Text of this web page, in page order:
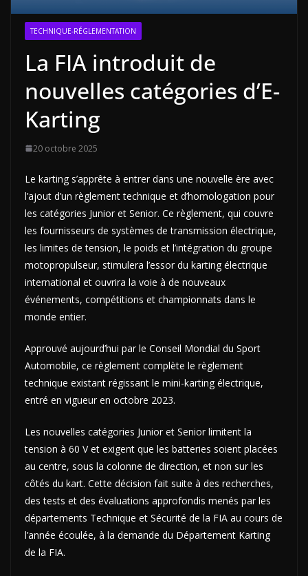
TECHNIQUE-RÉGLEMENTATION
La FIA introduit de
nouvelles catégories d’E-
Karting
20 octobre 2025
Le karting s’apprête à entrer dans une nouvelle ère avec
l’ajout d’un règlement technique et d’homologation pour
les catégories Junior et Senior. Ce règlement, qui couvre
les fournisseurs de systèmes de transmission électrique,
les limites de tension, le poids et l’intégration du groupe
motopropulseur, stimulera l’essor du karting électrique
international et ouvrira la voie à de nouveaux
événements, compétitions et championnats dans le
monde entier.
Approuvé aujourd’hui par le Conseil Mondial du Sport
Automobile, ce règlement complète le règlement
technique existant régissant le mini-karting électrique,
entré en vigueur en octobre 2023.
Les nouvelles catégories Junior et Senior limitent la
tension à 60 V et exigent que les batteries soient placées
au centre, sous la colonne de direction, et non sur les
côtés du kart. Cette décision fait suite à des recherches,
des tests et des évaluations approfondis menés par les
départements Technique et Sécurité de la FIA au cours de
l’année écoulée, à la demande du Département Karting
de la FIA.